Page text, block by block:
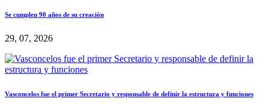
Se cumplen 90 años de su creación
29, 07, 2026
Vasconcelos fue el primer Secretario y responsable de definir la estructura y funciones